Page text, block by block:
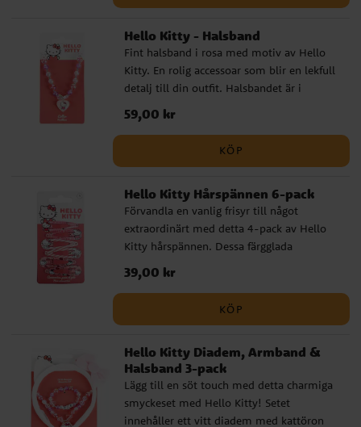
Hello Kitty - Halsband
Fint halsband i rosa med motiv av Hello
Kitty. En rolig accessoar som blir en lekfull
detalj till din outfit. Halsbandet är i
barnstorlek, perfekt för små modeälskare!
Detta är en officiellt licensierad produkt.
Pris:59,00 kr
59,00 kr
KÖP
Hello Kitty Hårspännen 6-pack
Förvandla en vanlig frisyr till något
extraordinärt med detta 4-pack av Hello
Kitty hårspännen. Dessa färgglada
hårspännen är perfekta för att lägga till en
lekfull touch till varje outfit och är en
Pris:39,00 kr
39,00 kr
KÖP
Hello Kitty Diadem, Armband &
Halsband 3-pack
Lägg till en söt touch med detta charmiga
smyckeset med Hello Kitty! Setet
innehåller ett vitt diadem med kattöron